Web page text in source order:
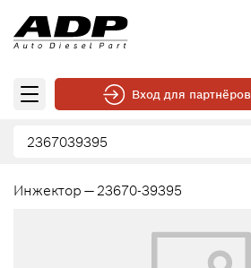
Вход для партнёров
Инжектор — 23670-39395